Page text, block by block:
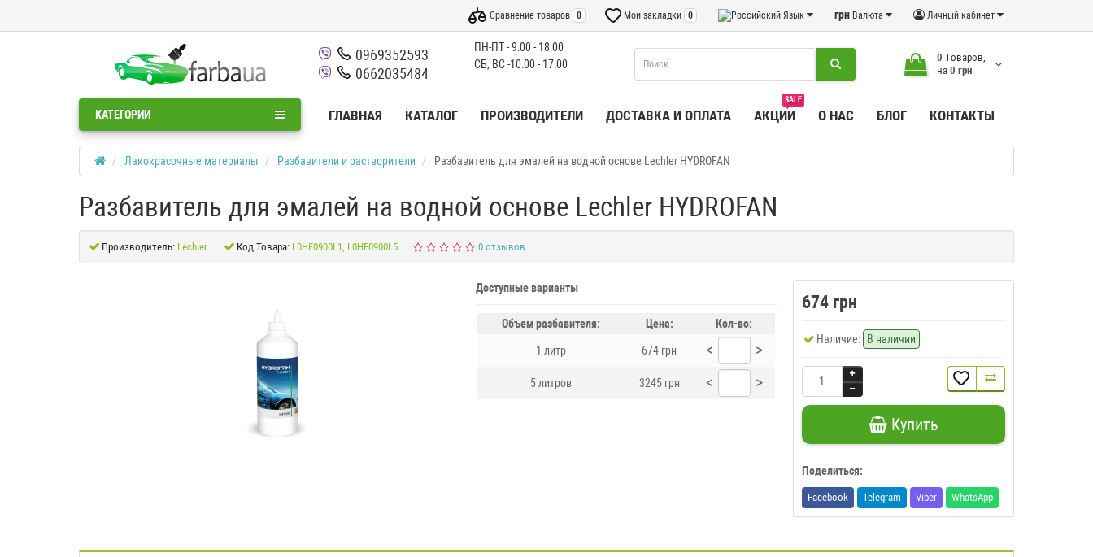
Личный кабинет
грн Валюта
Язык
Мои закладки 0
Сравнение товаров 0
0969352593
0662035484
ПН-ПТ - 9:00 - 18:00
СБ, ВС -10:00 - 17:00
0 Tоваров,
на 0 грн
КАТЕГОРИИ ГЛАВНАЯ КАТАЛОГ ПРОИЗВОДИТЕЛИ ДОСТАВКА И ОПЛАТА
SALE
АКЦИИ О НАС БЛОГ КОНТАКТЫ
Лакокрасочные материалы Разбавители и растворители Разбавитель для эмалей на водной основе Lechler HYDROFAN
Разбавитель для эмалей на водной основе Lechler HYDROFAN
Производитель: Lechler Код Товара: L0HF0900L1, L0HF0900L5 0 отзывов
Доступные варианты
Объем разбавителя: Цена: Кол-во:
1 литр 674 грн < >
5 литров 3245 грн < >
674 грн
Наличие: В наличии
Купить
Поделиться:
Facebook Telegram Viber WhatsApp